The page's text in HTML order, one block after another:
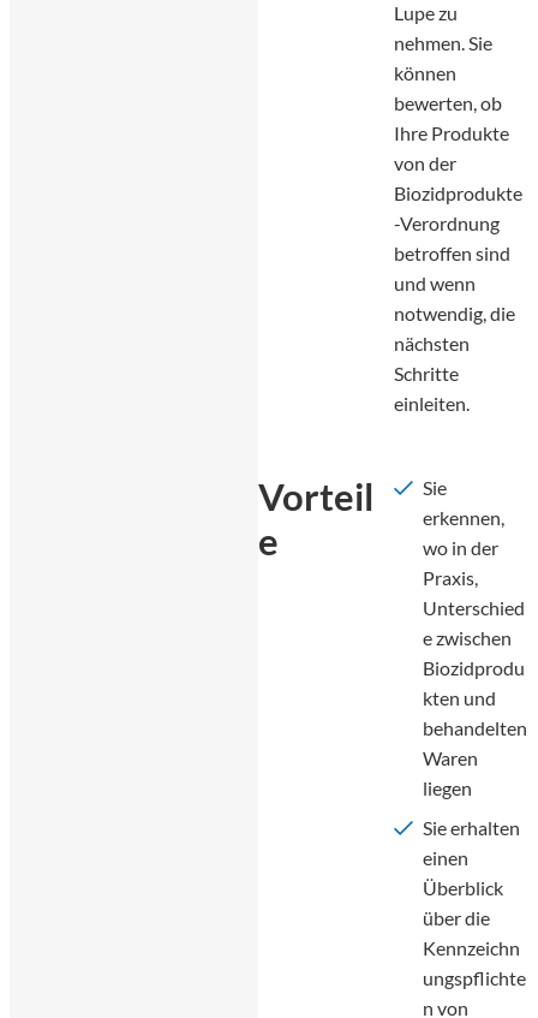
Lupe zu
nehmen. Sie
können
bewerten, ob
Ihre Produkte
von der
Biozidprodukte
-Verordnung
betroffen sind
und wenn
notwendig, die
nächsten
Schritte
einleiten.
Vorteil
e
Sie
erkennen,
wo in der
Praxis,
Unterschied
e zwischen
Biozidprodu
kten und
behandelten
Waren
liegen
Sie erhalten
einen
Überblick
über die
Kennzeichn
ungspflichte
n von